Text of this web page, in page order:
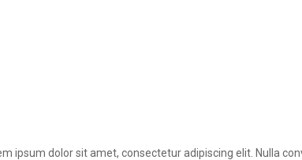
ipsum dolor sit amet, consectetur adipiscing elit. Nulla